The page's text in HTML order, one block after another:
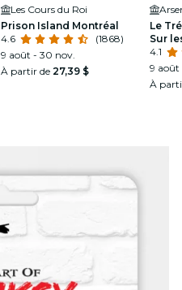
Les Cours du Roi
Prison Island Montréal
4.6
(1868)
9 août - 30 nov.
À partir de 27,39 $
Le
Sur
4.1
9 août
À